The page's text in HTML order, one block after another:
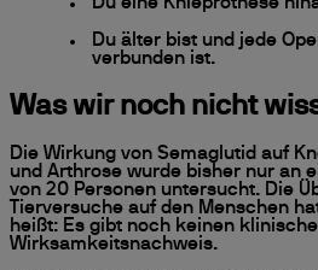
Du eine Knieprothese
Du älter bist und jede
verbunden ist.
Was wir noch nicht
Die Wirkung von Semaglutid auf
und Arthrose wurde bisher nur an
von 20 Personen untersucht. Die
Tierversuche auf den Menschen
heißt: Es gibt noch keinen
Wirksamkeitsnachweis.